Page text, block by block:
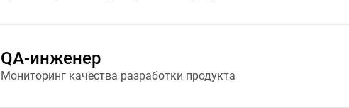
QA-инженер
Мониторинг качества разработки продукта